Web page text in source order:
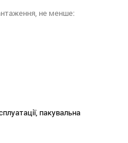
не менше:
пакувальна